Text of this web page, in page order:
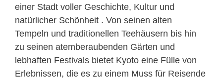
einer Stadt voller Geschichte, Kultur und
natürlicher Schönheit . Von seinen alten
Tempeln und traditionellen Teehäusern bis hin
zu seinen atemberaubenden Gärten und
lebhaften Festivals bietet Kyoto eine Fülle von
Erlebnissen, die es zu einem Muss für Reisende